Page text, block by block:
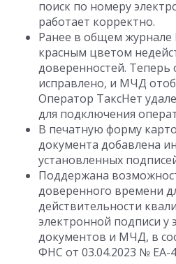
поиск по номеру
работает корректно.
Ранее в общем журнале
красным цветом
доверенностей. Теперь
исправлено, и МЧД
Оператор ТаксНет
для подключения
В печатную форму
документа добавлена
установленных
Поддержана
доверенного времени
действительности
электронной подписи у
документов и МЧД, в
ФНС от 03.04.2023 № ЕА-